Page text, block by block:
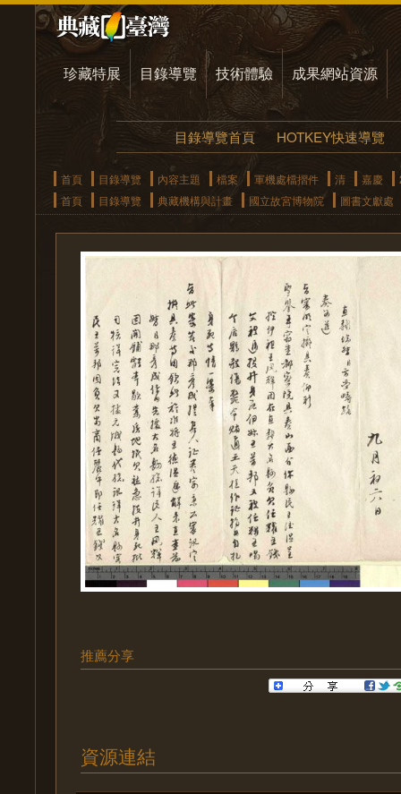
珍藏特展 目錄導覽 技術體驗 成果網站資源
目錄導覽首頁 HOTKEY快速導覽
首頁 目錄導覽 內容主題 檔案 軍機處檔摺件 清 嘉慶
首頁
目錄導覽 典藏機構與計畫 國立故宮博物院 圖書文獻處
推薦分享
資源連結